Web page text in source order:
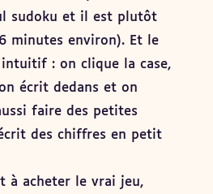
sudoku et il est plutôt
minutes environ). Et le
: on clique la case,
écrit dedans et on
faire des petites
des chiffres en petit
à acheter le vrai jeu,